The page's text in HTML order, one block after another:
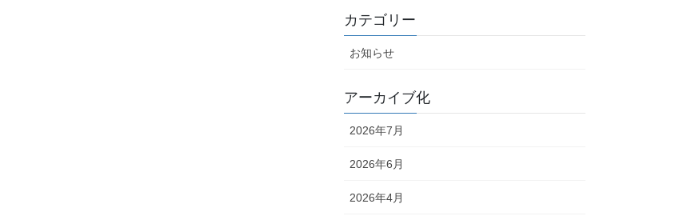
カテゴリー
お知らせ
アーカイブ化
2026年7月
2026年6月
2026年4月